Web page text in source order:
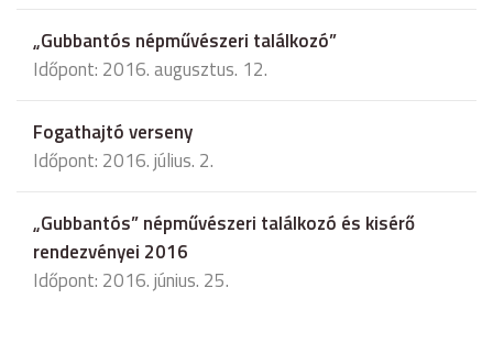
„Gubbantós népművészeri találkozó”
Időpont: 2016. augusztus. 12.
Fogathajtó verseny
Időpont: 2016. július. 2.
„Gubbantós” népművészeri találkozó és kisérő
rendezvényei 2016
Időpont: 2016. június. 25.